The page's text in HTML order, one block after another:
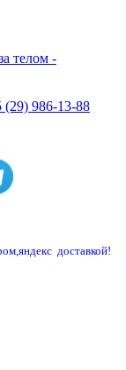
(29) 986-13-88
яндекс доставкой!